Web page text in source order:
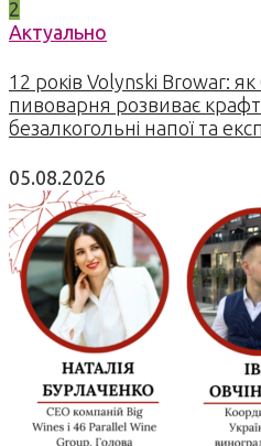
2
Актуально
12 років Volynski Browar: як
пивоварня розвиває
безалкогольні напої та
05.08.2026